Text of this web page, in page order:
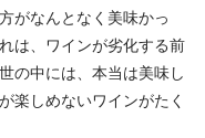
がなんとなく美味かっ
は、ワインが劣化する前
の中には、本当は美味し
楽しめないワインがたく